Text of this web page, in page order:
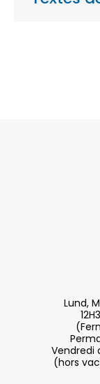
Lund,
Vendredi
(hors